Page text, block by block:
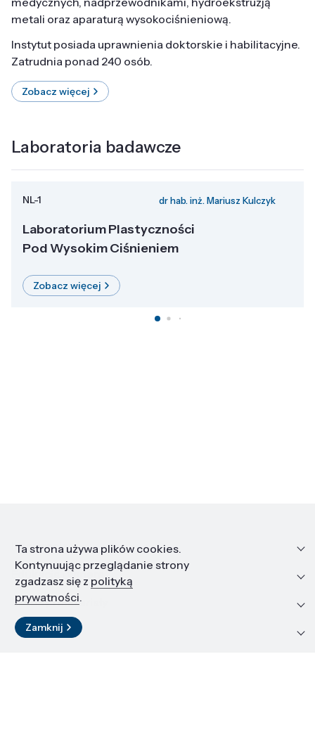
metali oraz aparaturą wysokociśnieniową.
Instytut posiada uprawnienia doktorskie i habilitacyjne.
Zatrudnia ponad 240 osób.
Zobacz więcej
Laboratoria badawcze
NL-1 dr hab. inż. Mariusz Kulczyk
Laboratorium Plastyczności
Pod Wysokim Ciśnieniem
Zobacz więcej
Informacje
Edukacja i kariera
Zasoby i materiały
Kontakt
Ta strona używa plików cookies.
Kontynuując przeglądanie strony
zgadzasz się z polityką
prywatności.
Zamknij